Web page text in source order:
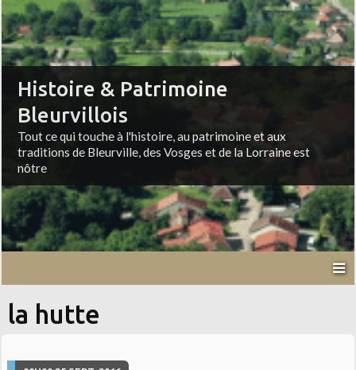
Histoire & Patrimoine
Bleurvillois
Tout ce qui touche à l'histoire, au patrimoine et aux
traditions de Bleurville, des Vosges et de la Lorraine est
nôtre
la hutte